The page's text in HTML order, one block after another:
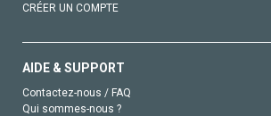
CRÉER UN COMPTE
AIDE & SUPPORT
Contactez-nous / FAQ
Qui sommes-nous ?